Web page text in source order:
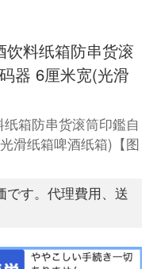
饮料纸箱防串货滚
器 6厘米宽(光滑
箱防串货滚筒印鑑自
滑纸箱啤酒纸箱)【图
です。代理費用、送